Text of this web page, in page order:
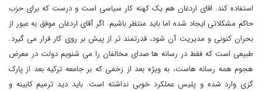
استفاده کند. اقای اردغان هم یک کهنه کار سیاسی است و درست که برای حزب
حاکم مشکلاتی ایجاد شده اما باید منتظر باشیم. اگر آقای اردغان موفق به عبور از
بحران کنونی و مدیریت آن شود، قدرتمند تر از پیش بر روی کار قرار می گیرد.
طبیعی است که فقط در رسانه ها صدای مخالفان را می شنویم دولت در معرض
هجوم همه رسانه هاست، به ویژه بعد از زخمی که بر جامعه ترکیه بعد از پارک
گزی وارد شده و پلیس عملکرد خوبی نداشته است. باید دید ترمیم کابینه و